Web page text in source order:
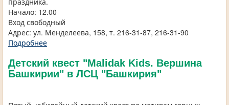
Начало: 12.00
Вход свободный
Адрес: ул. Менделеева, 158, т. 216-31-87, 216-31-90
Подробнее
Детский квест "Malidak Kids. Вершина
Башкирии" в ЛСЦ "Башкирия"